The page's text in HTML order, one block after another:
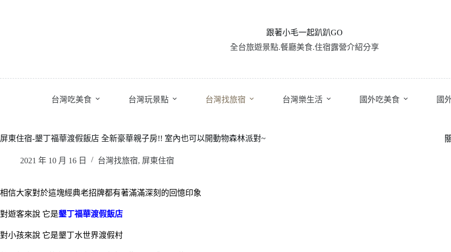
跟著小毛一起趴趴GO
全台旅遊景點.餐廳美食.住宿露營介紹分享
台灣吃美食 台灣玩景點 台灣找旅宿 台灣樂生活 國外吃美食 國
屏東住宿-墾丁福華渡假飯店 全新豪華親子房!! 室內也可以開動物森林派對~
2021 年 10 月 16 日 台灣找旅宿, 屏東住宿
相信大家對於這塊經典老招牌都有著滿滿深刻的回憶印象
對遊客來說 它是墾丁福華渡假飯店
對小孩來說 它是墾丁水世界渡假村